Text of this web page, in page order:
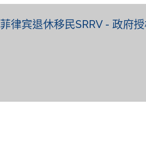
菲律宾退休移民SRRV - 政府